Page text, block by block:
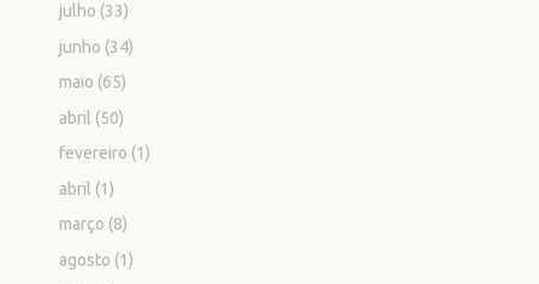
julho (33)
junho (34)
maio (65)
abril (50)
fevereiro (1)
abril (1)
março (8)
agosto (1)